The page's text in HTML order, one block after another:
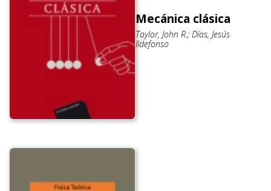
Mecánica clásica
Taylor, John R.; Días, Jesús
Ildefonso